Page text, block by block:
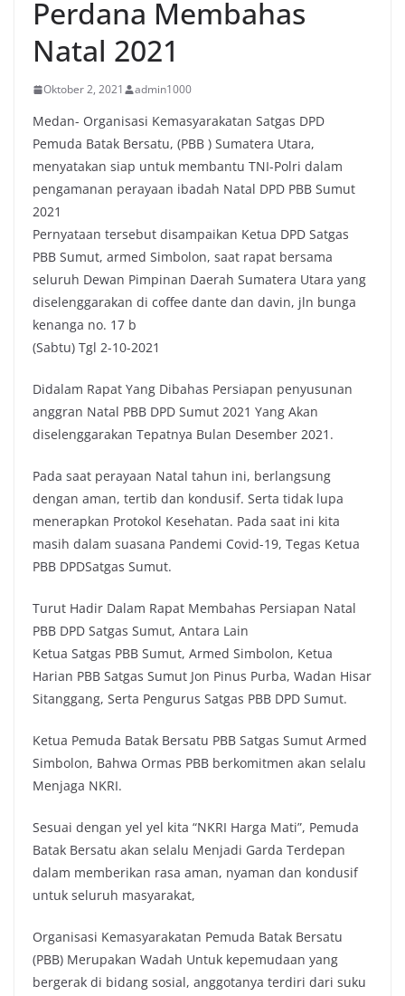
Perdana Membahas
Natal 2021
Oktober 2, 2021 admin1000
Medan- Organisasi Kemasyarakatan Satgas DPD
Pemuda Batak Bersatu, (PBB ) Sumatera Utara,
menyatakan siap untuk membantu TNI-Polri dalam
pengamanan perayaan ibadah Natal DPD PBB Sumut
2021
Pernyataan tersebut disampaikan Ketua DPD Satgas
PBB Sumut, armed Simbolon, saat rapat bersama
seluruh Dewan Pimpinan Daerah Sumatera Utara yang
diselenggarakan di coffee dante dan davin, jln bunga
kenanga no. 17 b
(Sabtu) Tgl 2-10-2021
Didalam Rapat Yang Dibahas Persiapan penyusunan
anggran Natal PBB DPD Sumut 2021 Yang Akan
diselenggarakan Tepatnya Bulan Desember 2021.
Pada saat perayaan Natal tahun ini, berlangsung
dengan aman, tertib dan kondusif. Serta tidak lupa
menerapkan Protokol Kesehatan. Pada saat ini kita
masih dalam suasana Pandemi Covid-19, Tegas Ketua
PBB DPDSatgas Sumut.
Turut Hadir Dalam Rapat Membahas Persiapan Natal
PBB DPD Satgas Sumut, Antara Lain
Ketua Satgas PBB Sumut, Armed Simbolon, Ketua
Harian PBB Satgas Sumut Jon Pinus Purba, Wadan Hisar
Sitanggang, Serta Pengurus Satgas PBB DPD Sumut.
Ketua Pemuda Batak Bersatu PBB Satgas Sumut Armed
Simbolon, Bahwa Ormas PBB berkomitmen akan selalu
Menjaga NKRI.
Sesuai dengan yel yel kita “NKRI Harga Mati”, Pemuda
Batak Bersatu akan selalu Menjadi Garda Terdepan
dalam memberikan rasa aman, nyaman dan kondusif
untuk seluruh masyarakat,
Organisasi Kemasyarakatan Pemuda Batak Bersatu
(PBB) Merupakan Wadah Untuk kepemudaan yang
bergerak di bidang sosial, anggotanya terdiri dari suku